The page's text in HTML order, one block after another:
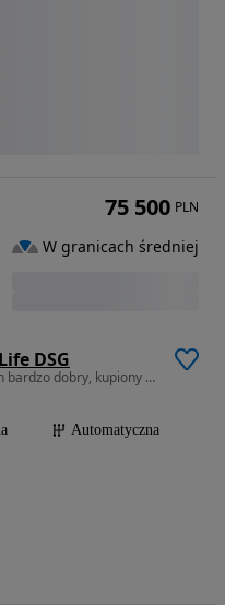
DSG
999 cm3 • 110 KM • FAKTURA VAT - stan bardzo dobry, kupiony w salonie PL - 2 właściciel
Automatyczna
75 500 PLN
W granicach średniej